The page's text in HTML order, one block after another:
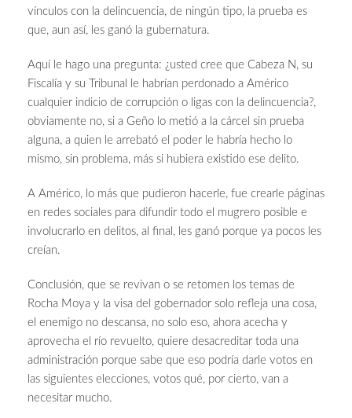
vínculos con la delincuencia, de ningún tipo, la prueba es
que, aun así, les ganó la gubernatura.
Aquí le hago una pregunta: ¿usted cree que Cabeza N, su
Fiscalía y su Tribunal le habrían perdonado a Américo
cualquier indicio de corrupción o ligas con la delincuencia?,
obviamente no, si a Geño lo metió a la cárcel sin prueba
alguna, a quien le arrebató el poder le habría hecho lo
mismo, sin problema, más si hubiera existido ese delito.
A Américo, lo más que pudieron hacerle, fue crearle páginas
en redes sociales para difundir todo el mugrero posible e
involucrarlo en delitos, al final, les ganó porque ya pocos les
creían.
Conclusión, que se revivan o se retomen los temas de
Rocha Moya y la visa del gobernador solo refleja una cosa,
el enemigo no descansa, no solo eso, ahora acecha y
aprovecha el río revuelto, quiere desacreditar toda una
administración porque sabe que eso podría darle votos en
las siguientes elecciones, votos qué, por cierto, van a
necesitar mucho.